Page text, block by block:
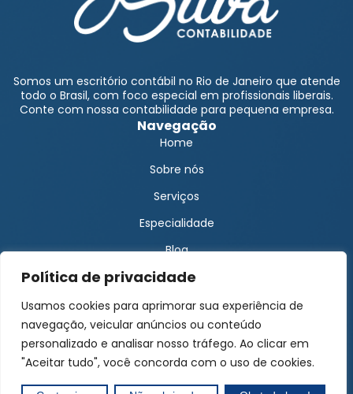
Política de privacidade
Usamos cookies para aprimorar sua experiência de
navegação, veicular anúncios ou conteúdo
personalizado e analisar nosso tráfego. Ao clicar em
"Aceitar tudo", você concorda com o uso de cookies.
Somos um escritório contábil no Rio de Janeiro que atende
todo o Brasil, com foco especial em profissionais liberais.
Conte com nossa contabilidade para pequena empresa.
Navegação
Home
Sobre nós
Serviços
Especialidade
Blog
Solicite um orçamento
Área do cliente
Encontre-nos
Contato Matriz
Contato Filial
(22) 99967-4994